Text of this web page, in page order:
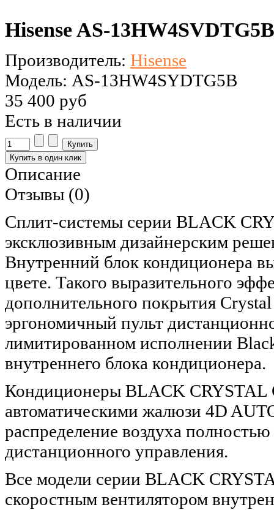
Hisense AS-
Производитель: Hisense
Модель: AS-13HW4SYDTG5В
35 400 руб
Есть в наличии
Описание
Отзывы (0)
Сплит-системы серии BLACK
эксклюзивным дизайнерским
Внутренний блок кондиционера
цвете. Такого выразительного
дополнительного покрытия
эргономичный пульт
лимитированном исполнении
внутреннего блока кондиционера.
Кондиционеры BLACK
автоматическими жалюзи 4D
распределение воздуха
дистанционного управления.
Все модели серии BLACK
скоростным вентилятором